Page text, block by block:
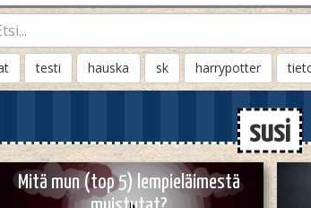
testi hauska sk harrypotter
susi
Mitä mun (top 5) lempieläimestä